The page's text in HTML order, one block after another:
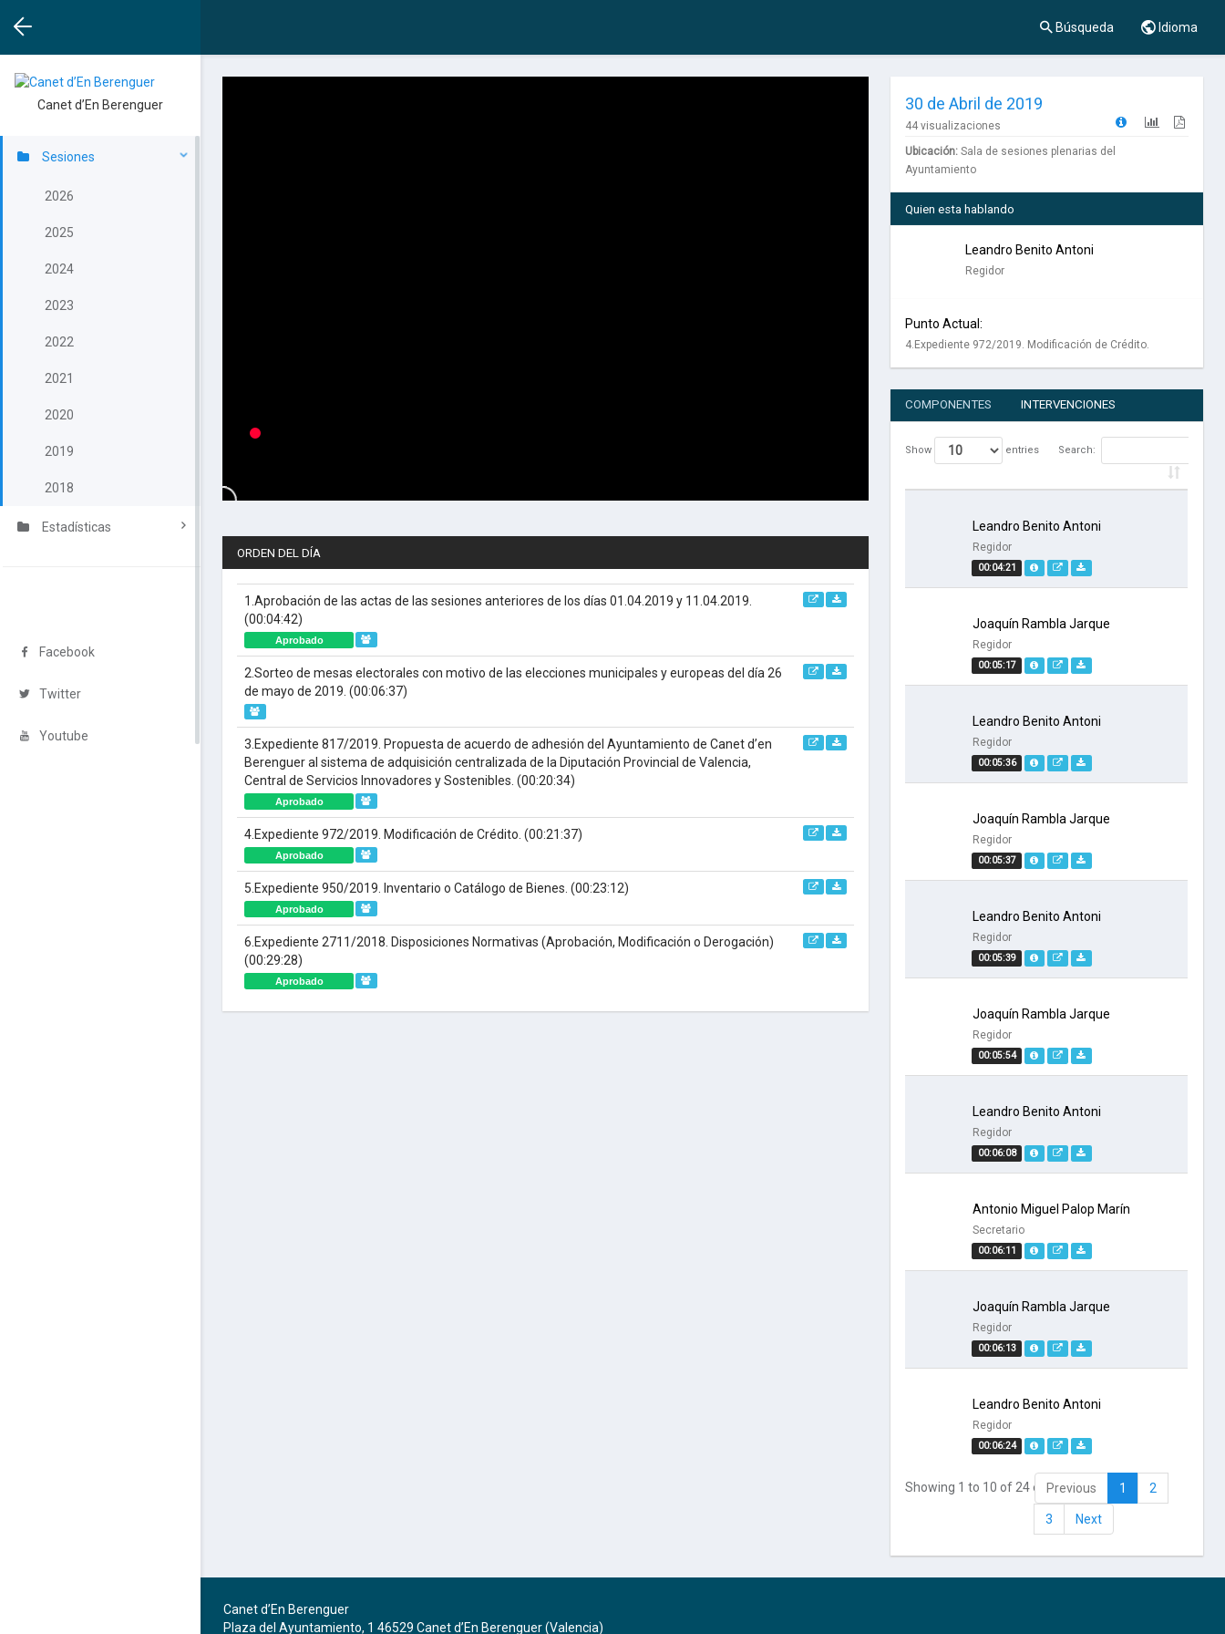
Búsqueda Idioma
Canet d’En Berenguer
Sesiones
2026
2025
2024
2023
2022
2021
2020
2019
2018
Estadísticas
Facebook
Twitter
Youtube
ORDEN DEL DÍA
1.Aprobación de las actas de las sesiones anteriores de los días 01.04.2019 y 11.04.2019.
(00:04:42)
Aprobado
2.Sorteo de mesas electorales con motivo de las elecciones municipales y europeas del día 26
de mayo de 2019. (00:06:37)
3.Expediente 817/2019. Propuesta de acuerdo de adhesión del Ayuntamiento de Canet d’en
Berenguer al sistema de adquisición centralizada de la Diputación Provincial de Valencia,
Central de Servicios Innovadores y Sostenibles. (00:20:34)
Aprobado
4.Expediente 972/2019. Modificación de Crédito. (00:21:37)
Aprobado
5.Expediente 950/2019. Inventario o Catálogo de Bienes. (00:23:12)
Aprobado
6.Expediente 2711/2018. Disposiciones Normativas (Aprobación, Modificación o Derogación)
(00:29:28)
Aprobado
30 de Abril de 2019
44 visualizaciones
Ubicación:Sala de sesiones plenarias del
Ayuntamiento
Quien esta hablando
Leandro Benito Antoni
Regidor
Punto Actual:
4.Expediente 972/2019. Modificación de Crédito.
COMPONENTES INTERVENCIONES
Show entries Search:
00:04:21
Leandro Benito Antoni
Regidor
00:05:17
Joaquín Rambla Jarque
Regidor
00:05:36
Leandro Benito Antoni
Regidor
00:05:37
Joaquín Rambla Jarque
Regidor
00:05:39
Leandro Benito Antoni
Regidor
00:05:54
Joaquín Rambla Jarque
Regidor
00:06:08
Leandro Benito Antoni
Regidor
00:06:11
Antonio Miguel Palop Marín
Secretario
00:06:13
Joaquín Rambla Jarque
Regidor
00:06:24
Leandro Benito Antoni
Regidor
Showing 1 to 10 of 24 entriesPrevious 1 2
3 Next
Canet d’En Berenguer
Plaza del Ayuntamiento, 1 46529 Canet d’En Berenguer (Valencia)